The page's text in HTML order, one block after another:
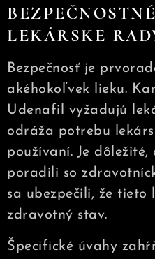
LEKÁRSKE
Bezpečnosť je
akéhokoľvek lieku.
Udenafil vyžadujú
odráža potrebu
používaní. Je
poradili so
sa ubezpečili, že tieto
zdravotný stav.
Špecifické úvahy